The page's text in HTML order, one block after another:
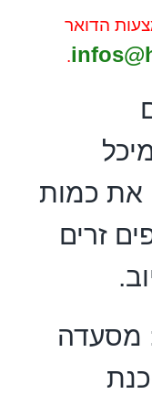
הדואר
.
את כמות
זרים
מסעדה